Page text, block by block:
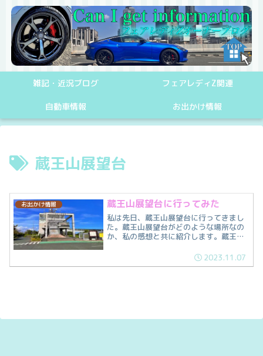
雑記・近況ブログ フェアレディZ関連
自動車情報 お出かけ情報
蔵王山展望台
お出かけ情報 蔵王山展望台に行ってみた
私は先日、蔵王山展望台に行ってきまし
た。蔵王山展望台がどのような場所なの
か、私の感想と共に紹介します。蔵王山
250mの蔵王山の山頂付近にある蔵王山
展望台は、4階の展望フロアから三河湾・
2023.11.07